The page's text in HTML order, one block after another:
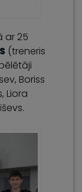
ar 25
(treneris
Boriss
Liora